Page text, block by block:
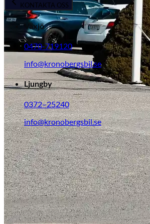
KONTAKTA OSS
Växjö
0470-719120
info@kronobergsbil.se
Ljungby
0372–25240
info@kronobergsbil.se